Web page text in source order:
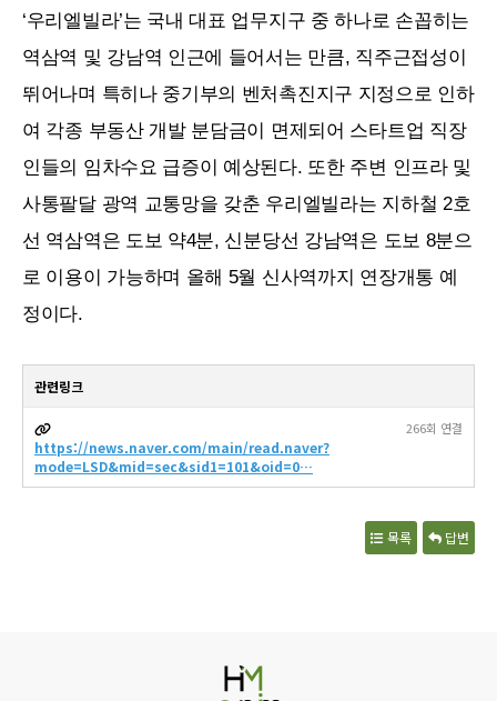
‘우리엘빌라’는 국내 대표 업무지구 중 하나로 손꼽히는
역삼역 및 강남역 인근에 들어서는 만큼, 직주근접성이
뛰어나며 특히나 중기부의 벤처촉진지구 지정으로 인하
여 각종 부동산 개발 분담금이 면제되어 스타트업 직장
인들의 임차수요 급증이 예상된다. 또한 주변 인프라 및
사통팔달 광역 교통망을 갖춘 우리엘빌라는 지하철 2호
선 역삼역은 도보 약4분, 신분당선 강남역은 도보 8분으
로 이용이 가능하며 올해 5월 신사역까지 연장개통 예
정이다.
관련링크
https://news.naver.com/main/read.naver?
mode=LSD&mid=sec&sid1=101&oid=0…
266회 연결
목록 답변